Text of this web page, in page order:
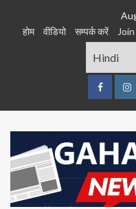
होम
वीडियो सम्पर्क करें